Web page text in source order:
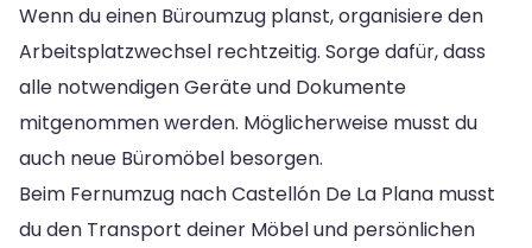
Wenn du einen Büroumzug planst, organisiere den
Arbeitsplatzwechsel rechtzeitig. Sorge dafür, dass
alle notwendigen Geräte und Dokumente
mitgenommen werden. Möglicherweise musst du
auch neue Büromöbel besorgen.
Beim Fernumzug nach Castellón De La Plana musst
du den Transport deiner Möbel und persönlichen